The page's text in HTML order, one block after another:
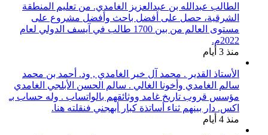
الطالب عبدالله بن عبدالعزيز الغامدي. من تعليم المنطقة
الشرقية، حصل على أفضل باحث وأفضل مشروع على
مستوى العالم من بين 1700 طالب في آيسف الدولي لعام
2022م.
منذ 3 أيام
الأستاذ القدير . محمد آل خير الغامدي , ود. أحمد بن محمد
سالم الغامدي وأخونا الغالي . سالم الحسن الأبلجي الغامدي
مؤسس قروب تاريخ غامد ووثائقهم بالواتساب . وله حساب بـ
اكس. دار بينهم ثناء أساتذة كبار أبهجني فنقلته هنا.
منذ 4 أيام